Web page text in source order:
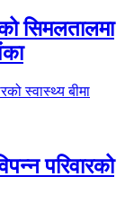
सिमलतालमा
परिवारको